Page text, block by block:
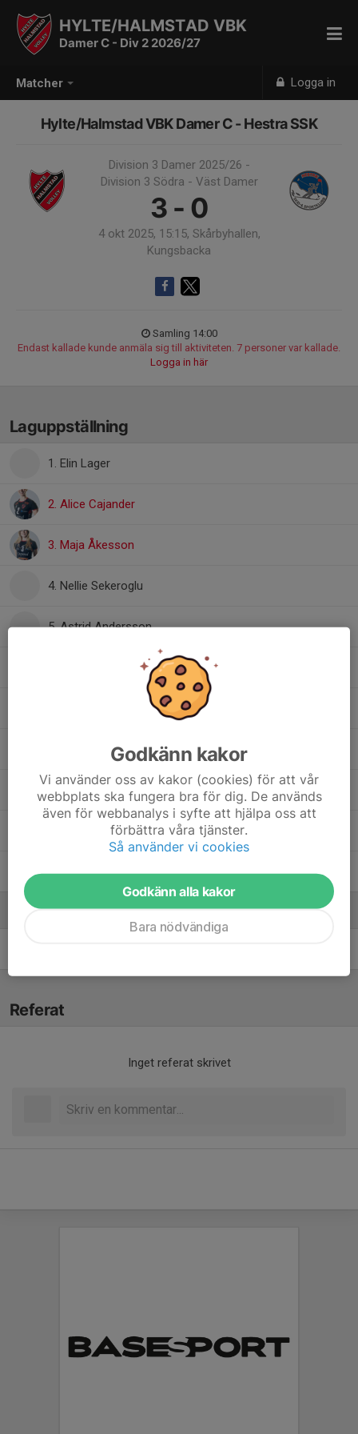
Matcher Logga in
HYLTE/HALMSTAD VBK
Damer C - Div 2 2026/27
Hylte/Halmstad VBK Damer C - Hestra SSK
Division 3 Damer 2025/26 -
Division 3 Södra - Väst Damer
3 - 0
4 okt 2025, 15:15, Skårbyhallen,
Kungsbacka
Samling 14:00
Endast kallade kunde anmäla sig till aktiviteten. 7 personer var kallade.
Logga in här
Laguppställning
1. Elin Lager
2. Alice Cajander
3. Maja Åkesson
4. Nellie Sekeroglu
5. Astrid Andersson
8. Vilma Thorvaldsson
9. Malvina Pettersson-David
11. Juni Stenberg
16. Majda Mikic
28. Alva Nord
29. Moa Wahlstedt
Ledare
Referat
Inget referat skrivet
Godkänn kakor
Vi använder oss av kakor (cookies) för att vår
webbplats ska fungera bra för dig. De används
även för webbanalys i syfte att hjälpa oss att
förbättra våra tjänster.
Så använder vi cookies
Godkänn alla kakor
Bara nödvändiga